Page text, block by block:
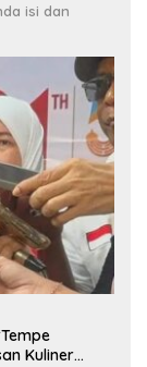
isi dan
Kuliner